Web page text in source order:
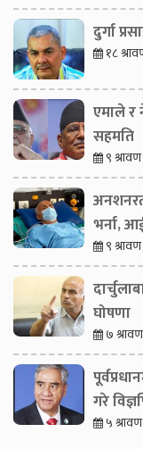
दुर्गा
१८
एमाले र
सहमति
९
भर्ना,
९
घोषणा
७
गरे
५